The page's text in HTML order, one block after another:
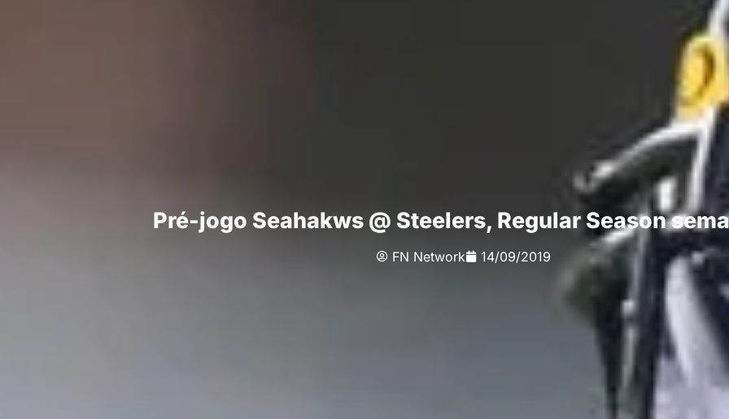
Pré-jogo Seahakws @ Steelers, Regular Season
FN Network 14/09/2019